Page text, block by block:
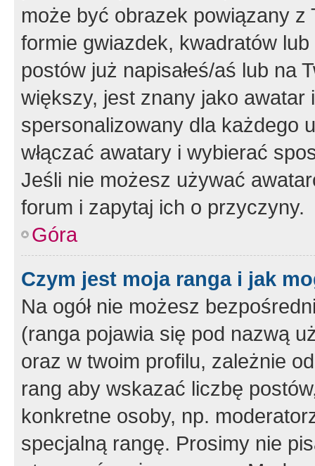
może być obrazek powiązany z
formie gwiazdek, kwadratów
postów już napisałeś/aś lub na
większy, jest znany jako
spersonalizowany dla każdego
włączać awatary i wybierać
Jeśli nie możesz używać
forum i zapytaj ich o przyczyny.
Góra
Czym jest moja ranga i jak
Na ogół nie możesz
(ranga pojawia się pod nazwą
oraz w twoim profilu, zależnie
rang aby wskazać liczbę
konkretne osoby, np.
specjalną rangę. Prosimy nie